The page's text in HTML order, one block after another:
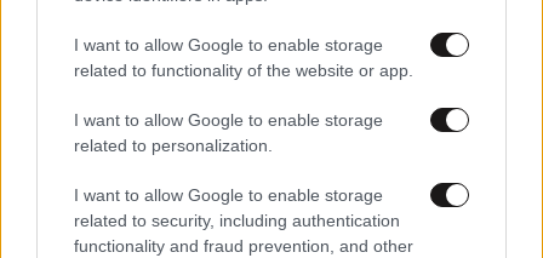
I want to allow Google to enable storage
related to functionality of the website or app.
I want to allow Google to enable storage
related to personalization.
I want to allow Google to enable storage
related to security, including authentication
functionality and fraud prevention, and other